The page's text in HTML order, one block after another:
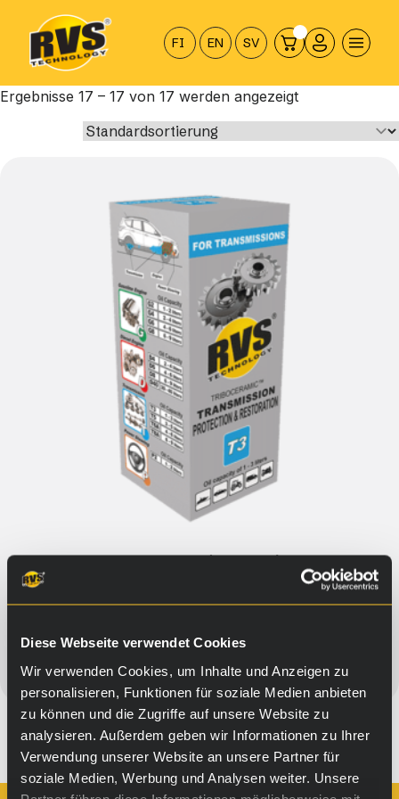
Diese Webseite verwendet Cookies
Wir verwenden Cookies, um Inhalte und Anzeigen zu
personalisieren, Funktionen für soziale Medien anbieten
zu können und die Zugriffe auf unsere Website zu
analysieren. Außerdem geben wir Informationen zu Ihrer
Verwendung unserer Website an unsere Partner für
soziale Medien, Werbung und Analysen weiter. Unsere
sisältöön
FI EN SV
Ergebnisse 17 – 17 von 17 werden angezeigt
Verteilergetriebe (T3-T5)
Alternativen
← 1 2